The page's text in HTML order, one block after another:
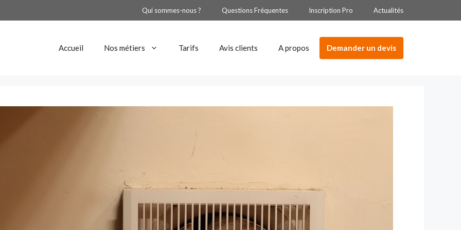
Qui sommes-nous ? Questions Fréquentes Inscription Pro Actualités
Accueil Nos métiers Tarifs Avis clients A propos Demander un devis